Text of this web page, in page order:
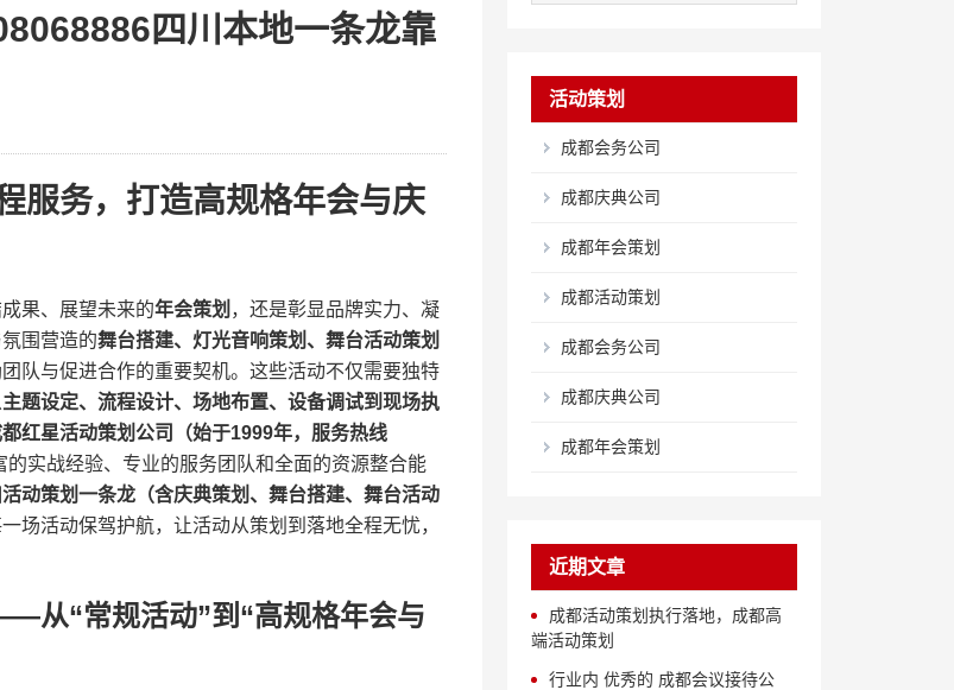
四川本地一条龙靠
服务，打造高规格年会与庆
果、展望未来的​​年会策划​ ​，还是彰显品牌实力、凝
围营造的​​舞台搭建、灯光音响策划、舞台活动策划​
队与促进合作的重要契机。这些活动不仅需要独特
​主题设定、流程设计、场地布置、设备调试到现场执
都红星活动策划公司（始于1999年，服务热线
实战经验、专业的服务团队和全面的资源整合能
动策划一条龙（含庆典策划、舞台搭建、舞台活动
场活动保驾护航，让活动从策划到落地全程无忧，
从“常规活动”到“高规格年会与
活动策划
成都会务公司
成都庆典公司
成都年会策划
成都活动策划
成都会务公司
成都庆典公司
成都年会策划
近期文章
成都活动策划执行落地，成都高
端活动策划
行业内 优秀的 成都会议接待公